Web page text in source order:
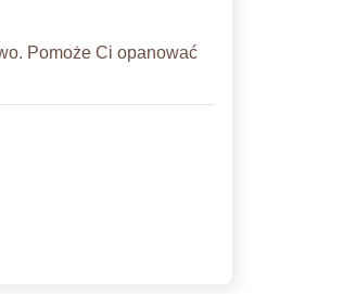
Pomoże Ci opanować